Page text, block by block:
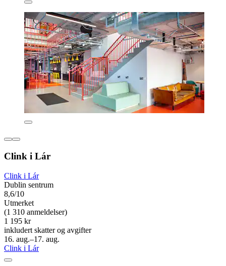
Clink i Lár
Clink i Lár
Dublin sentrum
8,6/10
Utmerket
(1 310 anmeldelser)
1 195 kr
inkludert skatter og avgifter
16. aug.–17. aug.
Clink i Lár